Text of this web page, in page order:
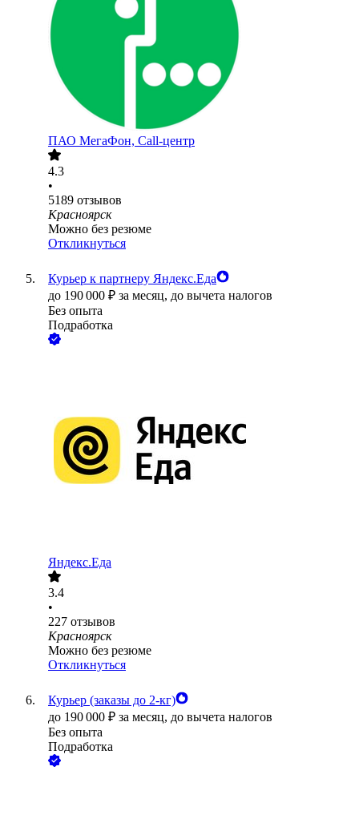
ПАО МегаФон, Call-центр
4.3
•
5189 отзывов
Красноярск
Можно без резюме
Откликнуться
Курьер к партнеру Яндекс.Еда
до 190 000 ₽ за месяц, до вычета налогов
Без опыта
Подработка
Яндекс.Еда
3.4
•
227 отзывов
Красноярск
Можно без резюме
Откликнуться
Курьер (заказы до 2-кг)
до 190 000 ₽ за месяц, до вычета налогов
Без опыта
Подработка